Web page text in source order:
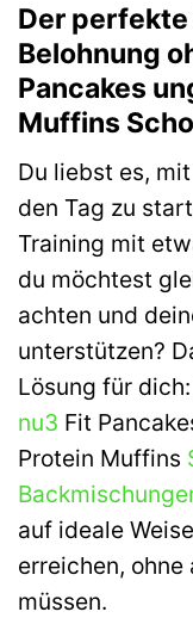
Der perfekte
Belohnung
Pancakes
Muffins
Du liebst es,
den Tag zu
Training mit
du möchtest
achten und
unterstützen?
Lösung für
nu3 Fit
Protein Muffins
auf ideale
erreichen,
müssen.